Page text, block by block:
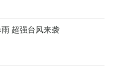
超强台风来袭